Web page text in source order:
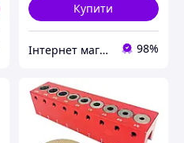
Купити
Інтернет магазин " Korvet " 98%